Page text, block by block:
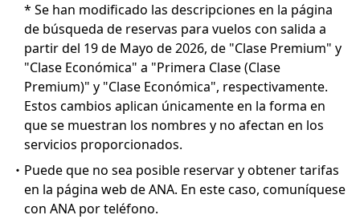
* Se han modificado las descripciones en la página
de búsqueda de reservas para vuelos con salida a
partir del 19 de Mayo de 2026, de "Clase Premium" y
"Clase Económica" a "Primera Clase (Clase
Premium)" y "Clase Económica", respectivamente.
Estos cambios aplican únicamente en la forma en
que se muestran los nombres y no afectan en los
servicios proporcionados.
・Puede que no sea posible reservar y obtener tarifas
en la página web de ANA. En este caso, comuníquese
con ANA por teléfono.